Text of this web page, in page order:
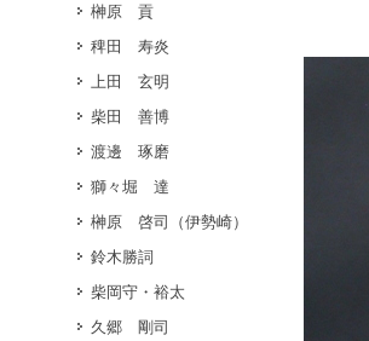
榊原 貢
稗田 寿炎
上田 玄明
柴田 善博
渡邊 琢磨
獅々堀 達
榊原 啓司（伊勢崎）
鈴木勝詞
柴岡守・裕太
久郷 剛司